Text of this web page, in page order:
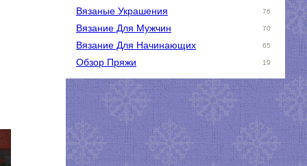
Вязаные Украшения 76
Вязание Для Мужчин 70
Вязание Для Начинающих 65
Обзор Пряжи 19